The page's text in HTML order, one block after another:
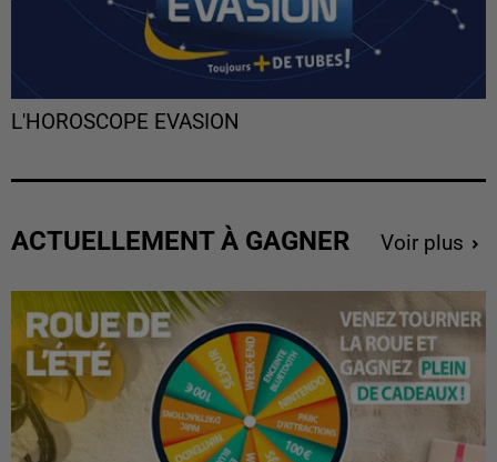
L'HOROSCOPE EVASION
ACTUELLEMENT À GAGNER Voir plus